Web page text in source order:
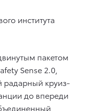
института
пакетом
Sense 2.0,
радарный круиз-
до впереди